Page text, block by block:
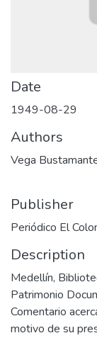
Date
1949-08-29
Authors
Vega
Publisher
Periódico El
Description
Medellín,
Patrimonio
Comentario
motivo de su